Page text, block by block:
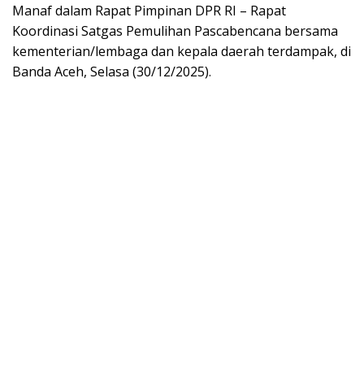
Manaf dalam Rapat Pimpinan DPR RI – Rapat
Koordinasi Satgas Pemulihan Pascabencana bersama
kementerian/lembaga dan kepala daerah terdampak, di
Banda Aceh, Selasa (30/12/2025).